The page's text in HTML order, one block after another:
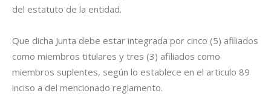
del estatuto de la entidad.
Que dicha Junta debe estar integrada por cinco (5) afiliados
como miembros titulares y tres (3) afiliados como
miembros suplentes, según lo establece en el articulo 89
inciso a del mencionado reglamento.